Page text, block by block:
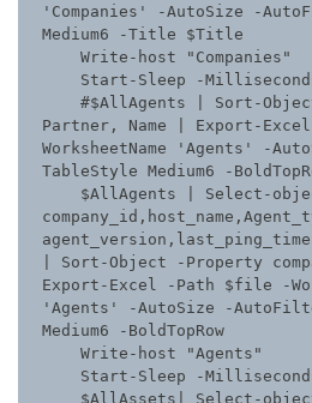
'Companies' -AutoSize -
Medium6 -Title $Title
Partner, Name | Export-
WorksheetName 'Agents' -
TableStyle Medium6 -
| Sort-Object -Property
Export-Excel -Path $file -
'Agents' -AutoSize -
Medium6 -BoldTopRow